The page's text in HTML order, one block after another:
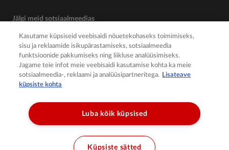
Jälgi meid sotsiaalmeedias
Kasutame küpsiseid veebisaidi nõuetekohaseks toimimiseks,
sisu ja reklaamide isikupärastamiseks, sotsiaalmeedia
funktsioonide pakkumiseks ning liikluse analüüsimiseks.
Jagame teie infot meie veebisaidi kasutamise kohta ka meie
sotsiaalmeedia-, reklaami ja analüüsipartneritega. Lisateave
küpsiste kohta
Luba kõik küpsised
Küpsiste sätted